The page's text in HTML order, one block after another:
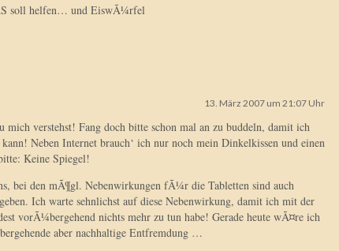
soll helfen… und EiswÃ¼rfel
13. März 2007 um 21:07 Uhr
mich verstehst! Fang doch bitte schon mal an zu buddeln, damit ich
Neben Internet brauch‘ ich nur noch mein Dinkelkissen und einen
Keine Spiegel!
bei den mÃ¶gl. Nebenwirkungen fÃ¼r die Tabletten sind auch
Ich warte sehnlichst auf diese Nebenwirkung, damit ich mit der
vorÃ¼bergehend nichts mehr zu tun habe! Gerade heute wÃ¤re ich
aber nachhaltige Entfremdung …